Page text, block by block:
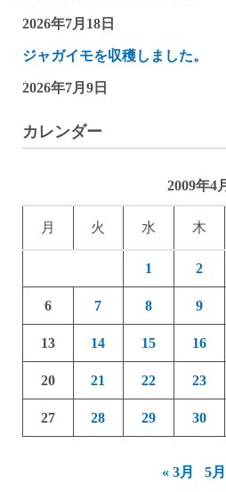
2026年7月18日
ジャガイモを収穫しました。
2026年7月9日
カレンダー
2009年4
月 火 水 木
1 2
6 7 8 9
13 14 15 16
20 21 22 23
27 28 29 30
« 3月 5